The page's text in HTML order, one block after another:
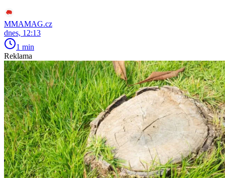
MMAMAG.cz
dnes, 12:13
1 min
Reklama